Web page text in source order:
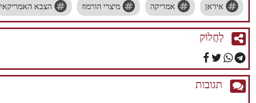
איראן אמריקה מיצרי הורמוז הצבא האמריקאי
לַחֲלוֹק
תגובות